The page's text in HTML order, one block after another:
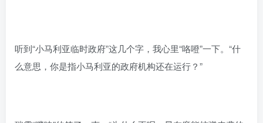
听到“小马利亚临时政府”这几个字，我心里“咯噔”一下。“什
么意思，你是指小马利亚的政府机构还在运行？”